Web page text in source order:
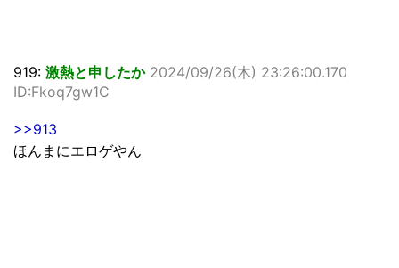
919: 激熱と申したか 2024/09/26(木) 23:26:00.170
ID:Fkoq7gw1C
>>913
ほんまにエロゲやん